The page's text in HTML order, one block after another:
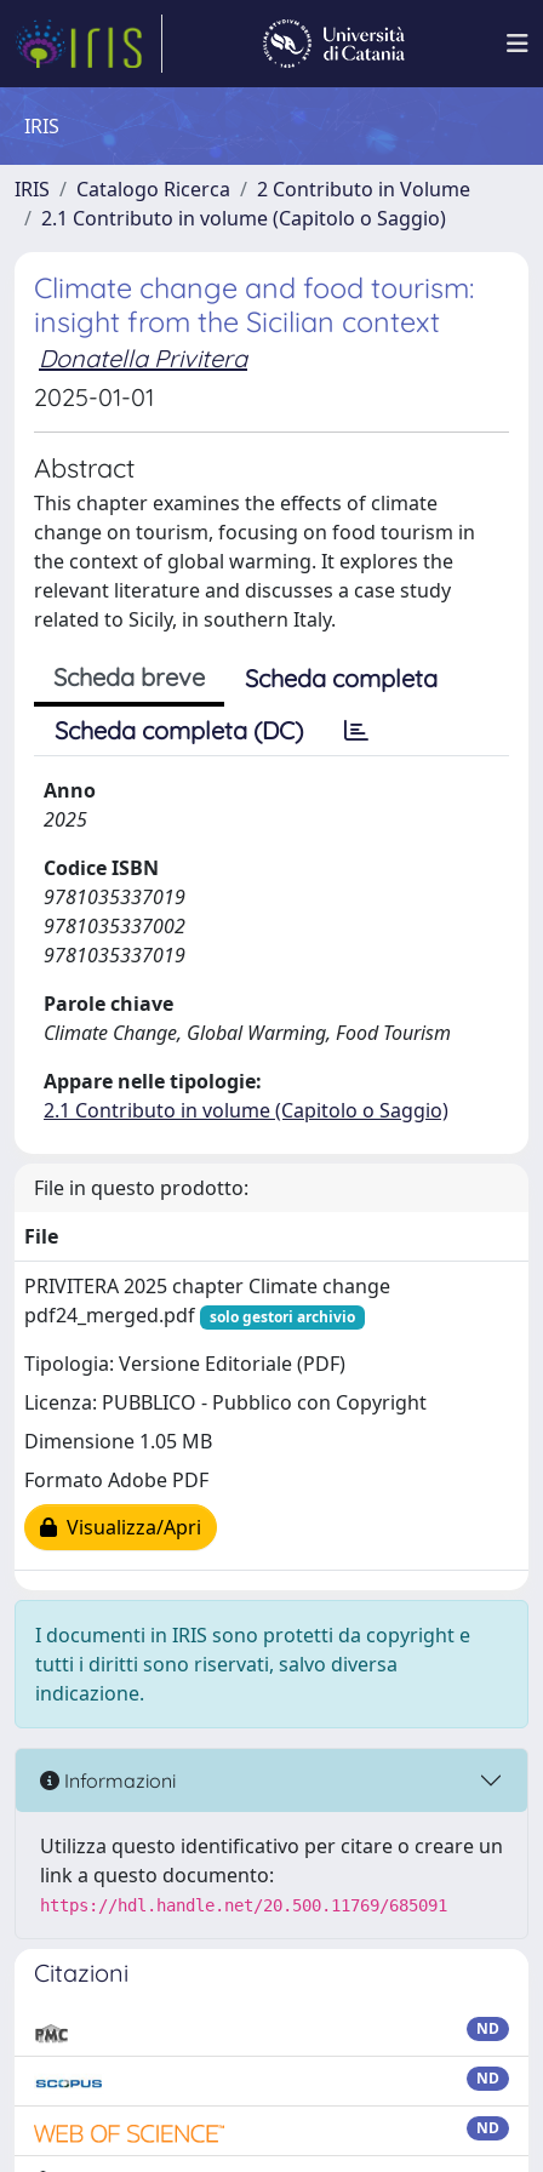
IRIS
IRIS Catalogo Ricerca
2 Contributo in Volume
2.1 Contributo in volume (Capitolo o Saggio)
Climate change and food tourism:
insight from the Sicilian context
Donatella Privitera
2025-01-01
Abstract
This chapter examines the effects of climate
change on tourism, focusing on food tourism in
the context of global warming. It explores the
relevant literature and discusses a case study
related to Sicily, in southern Italy.
Scheda breve
Scheda completa
Scheda completa (DC)
Anno
2025
Codice ISBN
9781035337019
9781035337002
9781035337019
Parole chiave
Climate Change, Global Warming, Food Tourism
Appare nelle tipologie:
2.1 Contributo in volume (Capitolo o Saggio)
File in questo prodotto:
File
PRIVITERA 2025 chapter Climate change
pdf24_merged.pdf
solo gestori archivio
Tipologia: Versione Editoriale (PDF)
Licenza: PUBBLICO - Pubblico con Copyright
Dimensione 1.05 MB
Formato Adobe PDF
Visualizza/Apri
I documenti in IRIS sono protetti da copyright e
tutti i diritti sono riservati, salvo diversa
indicazione.
Informazioni
Utilizza questo identificativo per citare o creare un
link a questo documento:
https://hdl.handle.net/20.500.11769/685091
Citazioni
ND
ND
ND